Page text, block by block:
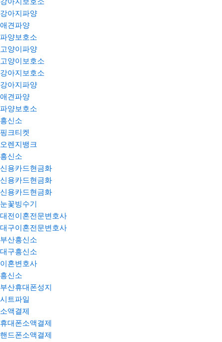
강아지파양
애견파양
파양보호소
고양이파양
고양이보호소
강아지보호소
강아지파양
애견파양
파양보호소
흥신소
핑크티켓
오렌지뱅크
흥신소
신용카드현금화
신용카드현금화
신용카드현금화
눈꽃빙수기
대전이혼전문변호사
대구이혼전문변호사
부산흥신소
대구흥신소
이혼변호사
흥신소
부산휴대폰성지
시트파일
소액결제
휴대폰소액결제
핸드폰소액결제